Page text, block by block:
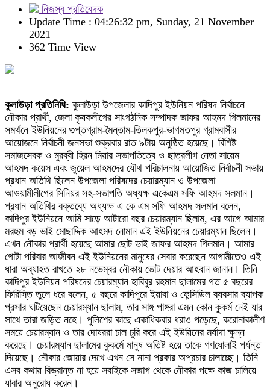
নিজস্ব প্রতিবেদক
Update Time : 04:26:32 pm, Sunday, 21 November
2021
362 Time View
কুলাউড়া প্রতিনিধি: কুলাউড়া উপজেলার কাদিপুর ইউনিয়ন পরিষদ নির্বাচনে
নৌকার প্রার্থী, জেলা কৃষকলীগের সাংগঠনিক সম্পাদক জাফর আহমদ গিলমানের
সমর্থনে ইউনিয়নের গুপ্তগ্রাম-মৈন্তাম-তিলকপুর-ভাগমতপুর গ্রামবাসীর
আয়োজনে নির্বাচনী জনসভা শুক্রবার রাত ৯টায় অনুষ্ঠিত হয়েছে। বিশিষ্ট
সমাজসেবক ও মুরব্বী হিরন মিয়ার সভাপতিত্বে ও ছাত্রলীগ নেতা সায়েম
আহমদ কয়েস এবং জুয়েল আহমদের যৌথ পরিচালনায় আয়োজিত নির্বাচনী সভায়
প্রধান অতিথি ছিলেন উপজেলা পরিষদের চেয়ারম্যান ও উপজেলা
আওয়ামীলীগের সিনিয়র সহ-সভাপতি অধ্যক্ষ একেএম সফি আহমদ সলমান।
প্রধান অতিথির বক্তব্যে অধ্যক্ষ এ কে এম সফি আহমদ সলমান বলেন,
কাদিপুর ইউনিয়নে আমি সাড়ে আটারো বছর চেয়ারম্যান ছিলাম, এর আগে আমার
মরহুম বড় ভাই মোছাদ্দিক আহমদ নোমান এই ইউনিয়নের চেয়ারম্যান ছিলেন।
এখন নৌকার প্রার্থী হয়েছে আমার ছোট ভাই জাফর আহমদ গিলমান। আমার
গোটা পরিবার আজীবন এই ইউনিয়নের মানুষের সেবার করেছেন আগামীতেও এই
ধারা অব্যাহত রাখতে ২৮ নভেম্বর নৌকায় ভোট দেয়ার আহবান জানান। তিনি
কাদিপুর ইউনিয়ন পরিষদের চেয়ারম্যান হাবিবুর রহমান ছালামের গত ৫ বছরের
ফিরিস্তি তুলে ধরে বলেন, ৫ বছরে কাদিপুরে ইয়াবা ও ফেন্সিডিল ব্যবসার ব্যাপক
প্রসার ঘটিয়েছেন চেয়ারম্যান ছালাম, তার সাঙ্গ পাঙ্গরা এমন কোন কুকর্ম নেই যার
সাথে তারা জড়িত নহে। পুলিশের কাছে একাধিকবার ধরাও পড়েছে, করোনাকালীণ
সময়ে চেয়ারম্যান ও তার দোষররা চাল চুরি করে এই ইউয়িনের মর্যাদা ক্ষুন্ন
করেছে। চেয়ারম্যান ছালামের কুকর্মে মানুষ অতিষ্ট হয়ে তাকে গণধোলাই পর্যন্ত
দিয়েছে। নৌকার জোয়ার দেখে এখন সে নানা প্রকার অপ্রচার চালাচ্ছে। তিনি
এসব কথায় বিভ্রান্ত না হয়ে সবাইকে সজাগ থেকে নৌকার পক্ষে কাজ চালিয়ে
যাবার অনুরোধ করেন।